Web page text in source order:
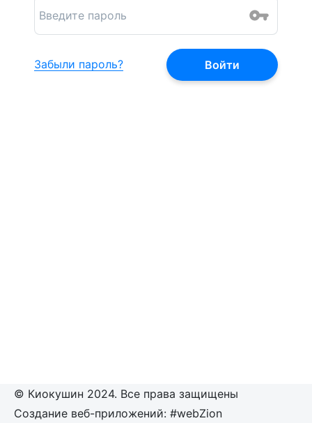
Забыли пароль?
© Киокушин 2024. Все права защищены
Создание веб-приложений: #webZion